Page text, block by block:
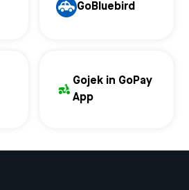
GoBluebird
Gojek in GoPay
App